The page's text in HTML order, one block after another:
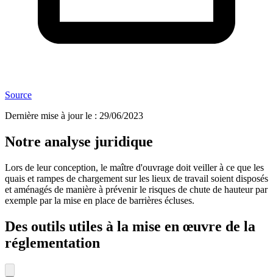
Source
Dernière mise à jour le : 29/06/2023
Notre analyse juridique
Lors de leur conception, le maître d'ouvrage doit veiller à ce que les
quais et rampes de chargement sur les lieux de travail soient disposés
et aménagés de manière à prévenir le risques de chute de hauteur par
exemple par la mise en place de barrières écluses.
Des outils utiles à la mise en œuvre de la
réglementation